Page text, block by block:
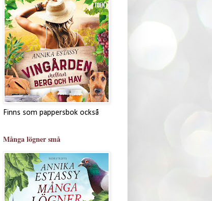
Finns som pappersbok också
Många lögner små